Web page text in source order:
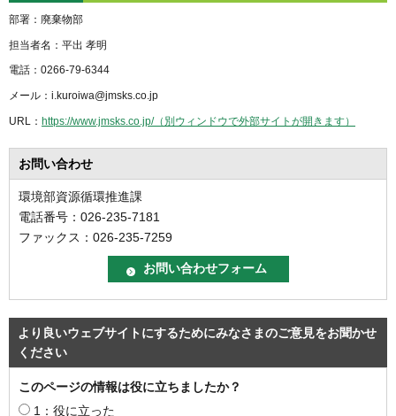
部署：廃棄物部
担当者名：平出 孝明
電話：0266-79-6344
メール：i.kuroiwa@jmsks.co.jp
URL： https://www.jmsks.co.jp/（別ウィンドウで外部サイトが開きます）
お問い合わせ
環境部資源循環推進課
電話番号：026-235-7181
ファックス：026-235-7259
より良いウェブサイトにするためにみなさまのご意見をお聞かせ
ください
このページの情報は役に立ちましたか？
1：役に立った